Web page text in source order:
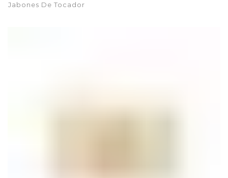
Jabones De Tocador